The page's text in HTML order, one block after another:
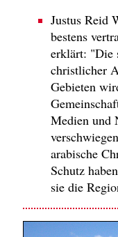
Justus Reid
bestens
erklärt: "Die
christlicher
Gebieten
Medien und
arabische
Schutz
sie die